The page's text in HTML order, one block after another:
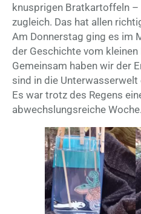
knusprigen Bratkartoffeln –
zugleich. Das hat allen
Am Donnerstag ging es im
der Geschichte vom kleinen
Gemeinsam haben wir der
sind in die Unterwasserwelt
Es war trotz des Regens
abwechslungsreiche Woche.